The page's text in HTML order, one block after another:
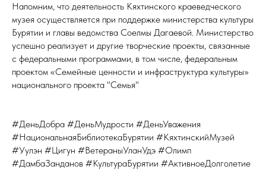
Напомним, что деятельность Кяхтинского краеведческого
музея осуществляется при поддержке министерства культуры
Бурятии и главы ведомства Соелмы Дагаевой. Министерство
успешно реализует и другие творческие проекты, связанные
с федеральными программами, в том числе, федеральным
проектом «Семейные ценности и инфраструктура культуры»
национального проекта "Семья"
#ДеньДобра #ДеньМудрости #ДеньУважения
#НациональнаяБиблиотекаБурятии #КяхтинскийМузей
#Уулэн #Цигун #ВетераныУланУдэ #Олимп
#ДамбаЗанданов #КультураБурятии #АктивноеДолголетие